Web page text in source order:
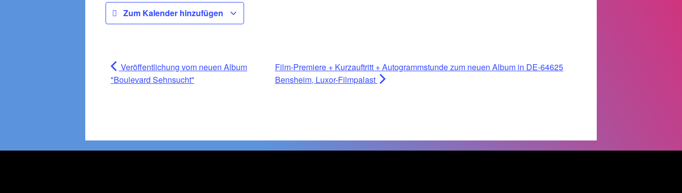
Zum Kalender hinzufügen
Veröffentlichung vom neuen Album
"Boulevard Sehnsucht"
Film-Premiere + Kurzauftritt + Autogrammstunde zum neuen Album in DE-64625
Bensheim, Luxor-Filmpalast